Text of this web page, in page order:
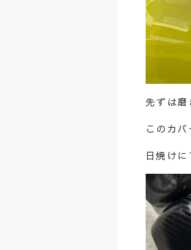
先ずは磨
このカ
日焼け